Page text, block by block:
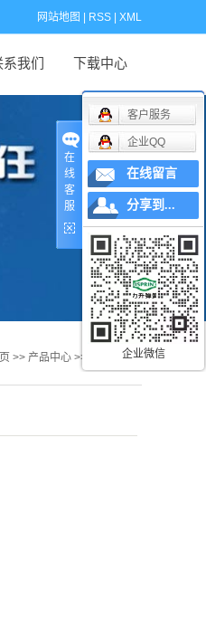
网站地图 RSS XML
系我们 下载中心
>> 产品中心 >> 波形弹簧
在
线
客
服
客户服务
企业QQ
在线留言
分享到...
企业微信